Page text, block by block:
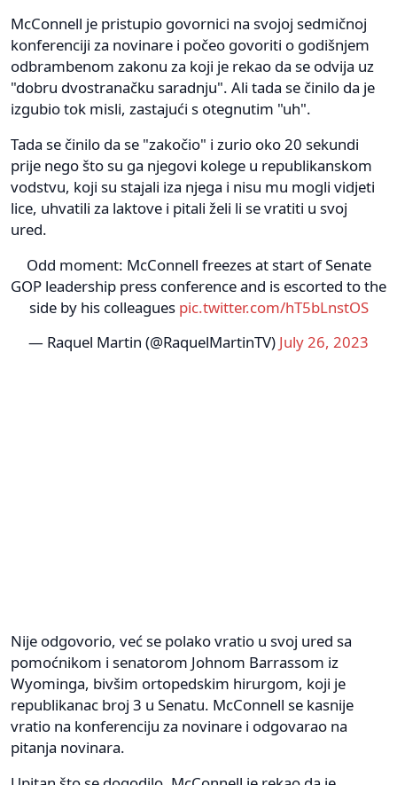
McConnell je pristupio govornici na svojoj sedmičnoj
konferenciji za novinare i počeo govoriti o godišnjem
odbrambenom zakonu za koji je rekao da se odvija uz
"dobru dvostranačku saradnju". Ali tada se činilo da je
izgubio tok misli, zastajući s otegnutim "uh".
Tada se činilo da se "zakočio" i zurio oko 20 sekundi
prije nego što su ga njegovi kolege u republikanskom
vodstvu, koji su stajali iza njega i nisu mu mogli vidjeti
lice, uhvatili za laktove i pitali želi li se vratiti u svoj
ured.
Odd moment: McConnell freezes at start of Senate
GOP leadership press conference and is escorted to the
side by his colleagues pic.twitter.com/hT5bLnstOS
— Raquel Martin (@RaquelMartinTV) July 26, 2023
Nije odgovorio, već se polako vratio u svoj ured sa
pomoćnikom i senatorom Johnom Barrassom iz
Wyominga, bivšim ortopedskim hirurgom, koji je
republikanac broj 3 u Senatu. McConnell se kasnije
vratio na konferenciju za novinare i odgovarao na
pitanja novinara.